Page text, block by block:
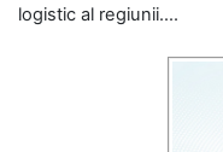
logistic al regiunii....